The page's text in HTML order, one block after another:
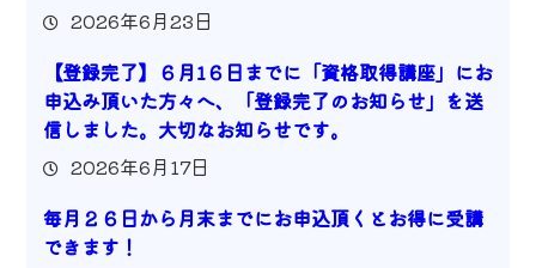
2026年6月23日
【登録完了】６月1６日までに「資格取得講座」にお
申込み頂いた方々へ、「登録完了のお知らせ」を送
信しました。大切なお知らせです。
2026年6月17日
毎月２６日から月末までにお申込頂くとお得に受講
できます！